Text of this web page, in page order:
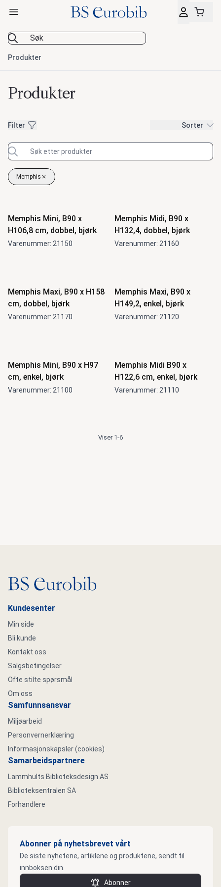
BS Eurobib
Åpne hovedmeny
Produkter
Produkter
Filter
Filter Sorter
Memphis
Fjern filter
Produkter
Memphis Mini, B90 x
H106,8 cm, dobbel, bjørk
Varenummer: 21150
Memphis Midi, B90 x
H132,4, dobbel, bjørk
Varenummer: 21160
Memphis Maxi, B90 x H158
cm, dobbel, bjørk
Varenummer: 21170
Memphis Maxi, B90 x
H149,2, enkel, bjørk
Varenummer: 21120
Memphis Mini, B90 x H97
cm, enkel, bjørk
Varenummer: 21100
Memphis Midi B90 x
H122,6 cm, enkel, bjørk
Varenummer: 21110
Viser 1-6
Gå til hovedsiden
Kundesenter
Min side
Bli kunde
Kontakt oss
Salgsbetingelser
Ofte stilte spørsmål
Om oss
Samfunnsansvar
Miljøarbeid
Personvernerklæring
Informasjonskapsler (cookies)
Samarbeidspartnere
Lammhults Biblioteksdesign AS
Biblioteksentralen SA
Forhandlere
Abonner på nyhetsbrevet vårt
De siste nyhetene, artiklene og produktene, sendt til
innboksen din.
Abonner